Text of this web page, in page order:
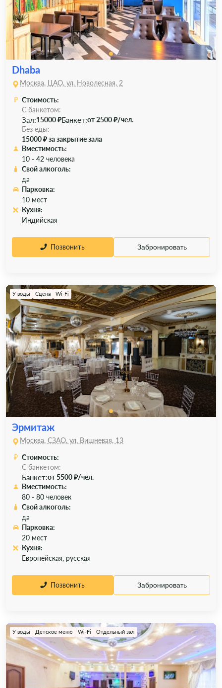
Dhaba
Москва, ЦАО, ул. Новолесная, 2
Стоимость:
С банкетом:
Зал:15000 ₽Банкет:от 2500 ₽/чел.
Без еды:
15000 ₽ за закрытие зала
Вместимость:
10 - 42 человека
Свой алкоголь:
да
Парковка:
10 мест
Кухня:
Индийская
Позвонить Забронировать
У воды Сцена Wi-Fi
Эрмитаж
Москва, СЗАО, ул. Вишневая, 13
Стоимость:
С банкетом:
Банкет:от 5500 ₽/чел.
Вместимость:
80 - 80 человек
Свой алкоголь:
да
Парковка:
20 мест
Кухня:
Европейская, русская
Позвонить Забронировать
У воды Детское меню Wi-Fi Отдельный зал